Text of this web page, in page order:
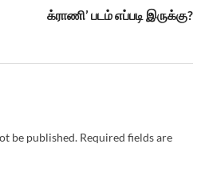
க்ராணி’ படம் எப்படி இருக்கு?
be published. Required fields are